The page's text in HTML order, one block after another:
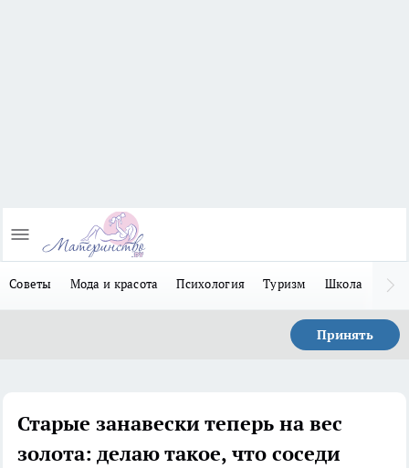
Советы Мода и красота Психология Туризм Школа
Принять
Старые занавески теперь на вес
золота: делаю такое, что соседи